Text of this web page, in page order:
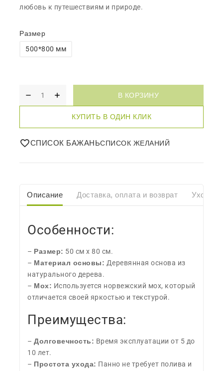
любовь к путешествиям и природе.
Размер
500*800 мм
В КОРЗИНУ
КУПИТЬ В ОДИН КЛИК
СПИСОК БАЖАНЬ
Описание Доставка, оплата и возврат Уход
Особенности:
– Размер: 50 см х 80 см.
– Материал основы: Деревянная основа из
натурального дерева.
– Мох: Используется норвежский мох, который
отличается своей яркостью и текстурой.
Преимущества:
– Долговечность: Время эксплуатации от 5 до
10 лет.
– Простота ухода: Панно не требует полива и